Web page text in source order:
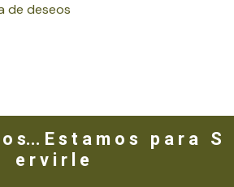
de deseos
o s... E s t a m o s p a r a S
e r v i r l e